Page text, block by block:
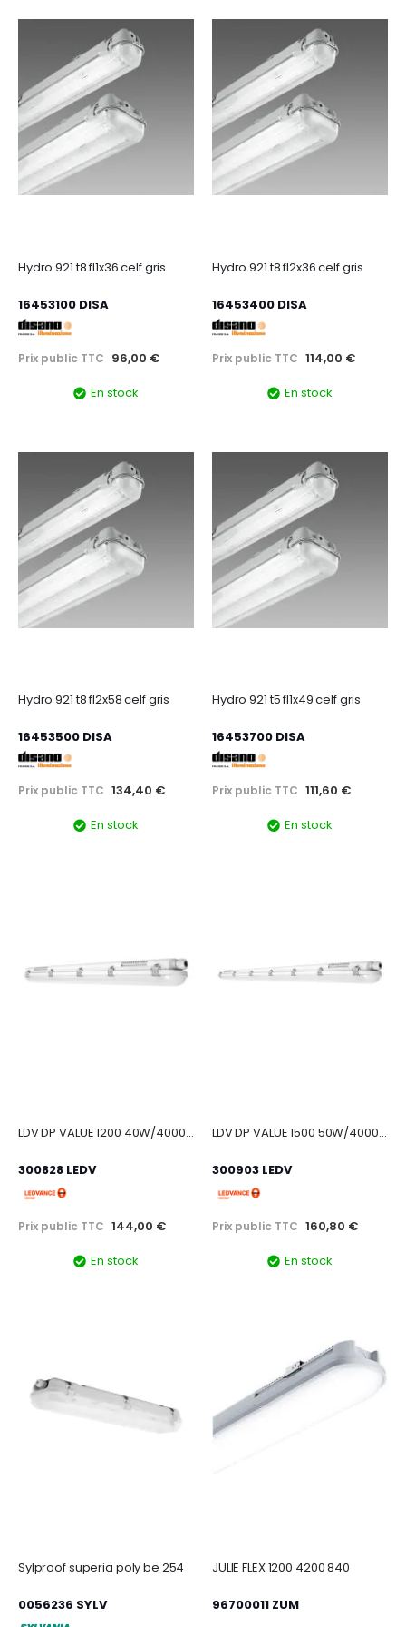
Hydro 921 t8 fl1x36 celf gris
16453100 DISA
Prix public TTC 96,00 €
En stock
Hydro 921 t8 fl2x36 celf gris
16453400 DISA
Prix public TTC 114,00 €
En stock
Hydro 921 t8 fl2x58 celf gris
16453500 DISA
Prix public TTC 134,40 €
En stock
Hydro 921 t5 fl1x49 celf gris
16453700 DISA
Prix public TTC 111,60 €
En stock
LDV DP VALUE 1200 40W/4000K 4800lm IP65 Etanche LEDVANCE
300828 LEDV
Prix public TTC 144,00 €
En stock
LDV DP VALUE 1500 50W/4000K 6000lm IP 65 Etanche LEDVANCE
300903 LEDV
Prix public TTC 160,80 €
En stock
Sylproof superia poly be 254
0056236 SYLV
JULIE FLEX 1200 4200 840
96700011 ZUM